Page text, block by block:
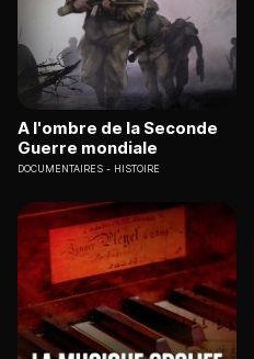
A l'ombre de la Seconde
Guerre mondiale
DOCUMENTAIRES HISTOIRE